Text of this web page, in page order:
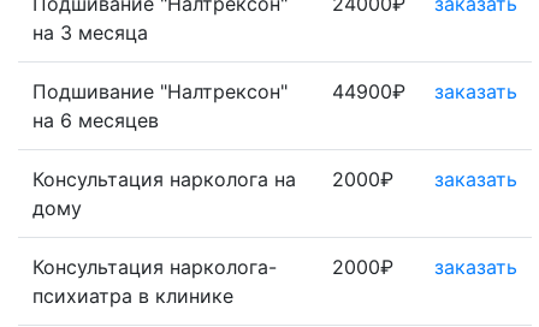
на 3 месяца
Подшивание "Налтрексон"
на 6 месяцев
44900₽ заказать
Консультация нарколога на
дому
2000₽ заказать
Консультация нарколога-
психиатра в клинике
2000₽ заказать